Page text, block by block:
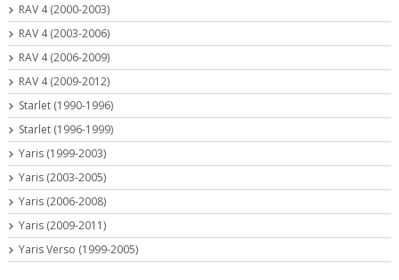
RAV 4 (2000-2003)
RAV 4 (2003-2006)
RAV 4 (2006-2009)
RAV 4 (2009-2012)
Starlet (1990-1996)
Starlet (1996-1999)
Yaris (1999-2003)
Yaris (2003-2005)
Yaris (2006-2008)
Yaris (2009-2011)
Yaris Verso (1999-2005)